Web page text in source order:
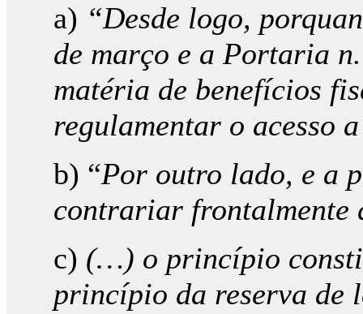
a) “Desde logo,
de março e a Portaria
matéria de benefícios
regulamentar o acesso
b) “Por outro lado, e a
contrariar frontalmente
c) (…) o princípio
princípio da reserva